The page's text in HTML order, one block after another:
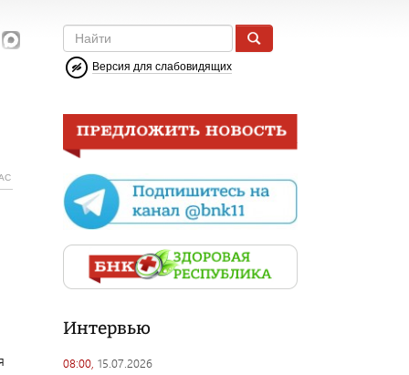
Версия для слабовидящих
Интервью
08:00, 15.07.2026